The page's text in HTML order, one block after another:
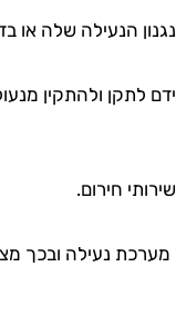
הנעילה שלה או
לתקן ולהתקין
חירום.
מערכת נעילה ובכך